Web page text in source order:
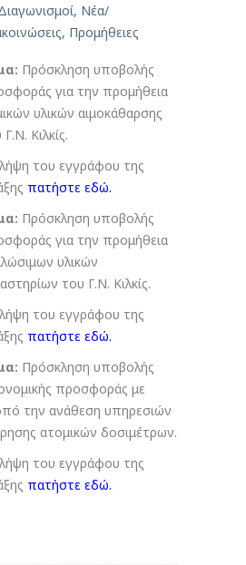
, Νέα/
, Προμήθειες
Πρόσκληση υποβολής
για την προμήθεια
υλικών αιμοκάθαρσης
Κιλκίς.
λήψη του εγγράφου της
πατήστε εδώ.
Πρόσκληση υποβολής
για την προμήθεια
υλικών
του Γ.Ν. Κιλκίς.
λήψη του εγγράφου της
πατήστε εδώ.
Πρόσκληση υποβολής
προσφοράς με
την ανάθεση υπηρεσιών
ατομικών δοσιμέτρων.
λήψη του εγγράφου της
πατήστε εδώ.